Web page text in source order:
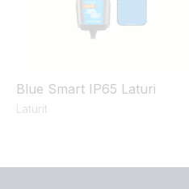
Blue Smart IP65 Laturi
Laturit